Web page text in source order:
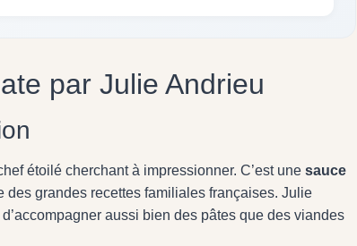
par Julie Andrieu
étoilé cherchant à impressionner. C’est une sauce
des grandes recettes familiales françaises. Julie
aussi bien des pâtes que des viandes